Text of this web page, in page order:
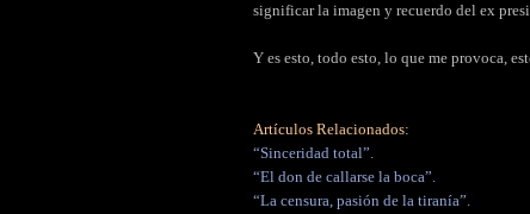
significar la imagen y recuerdo del ex
Y es esto, todo esto, lo que me provoca,
Artículos Relacionados:
“Sinceridad total”.
“El don de callarse la boca”.
“La censura, pasión de la tiranía”.